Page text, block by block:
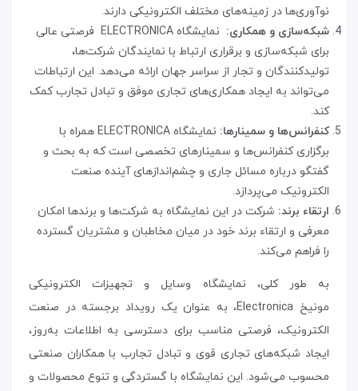
نوآوری‌ها در زمینه‌های مختلف الکترونیکی دارند.
شبکه‌سازی و همکاری: نمایشگاه ELECTRONICA فرصتی عالی
برای شبکه‌سازی و برقراری ارتباط با نمایندگان شرکت‌ها،
تولیدکنندگان و تجار از سراسر جهان ارائه می‌دهد. این ارتباطات
می‌تواند به ایجاد همکاری‌های تجاری موفق و تبادل تجارب کمک
کند.
کنفرانس‌ها و سمینارها: نمایشگاه ELECTRONICA همراه با
برگزاری کنفرانس‌ها و سمینارهای تخصصی است که به بحث و
گفتگو درباره مسائل جاری و چشم‌اندازهای آینده صنعت
الکترونیک می‌پردازد.
ارتقاء برند: شرکت در این نمایشگاه به شرکت‌ها و برندها امکان
معرفی و ارتقاء برند خود در میان مخاطبان و مشتریان گسترده
را فراهم می‌کند.
به طور کلی، نمایشگاه وسایل و تجهیزات الکترونیکی
مونیخ Electronica، به عنوان یک رویداد برجسته در صنعت
الکترونیک، فرصتی مناسب برای دسترسی به اطلاعات به‌روز،
ایجاد شبکه‌های تجاری قوی و تبادل تجارب با همکاران صنعتی
محسوب می‌شود. این نمایشگاه با گستردگی و تنوع محصولات و